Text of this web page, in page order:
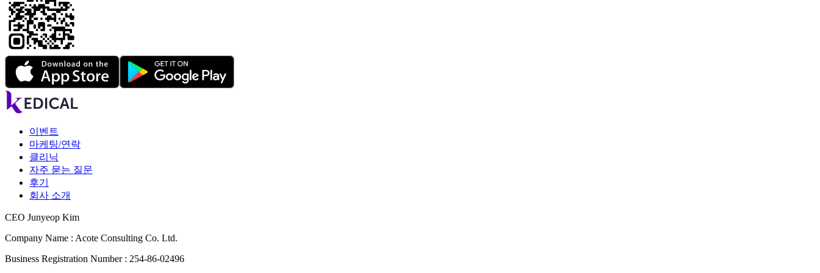
이벤트
마케팅/연락
클리닉
자주 묻는 질문
후기
회사 소개
CEO Junyeop Kim
Company Name : Acote Consulting Co. Ltd.
Business Registration Number : 254-86-02496